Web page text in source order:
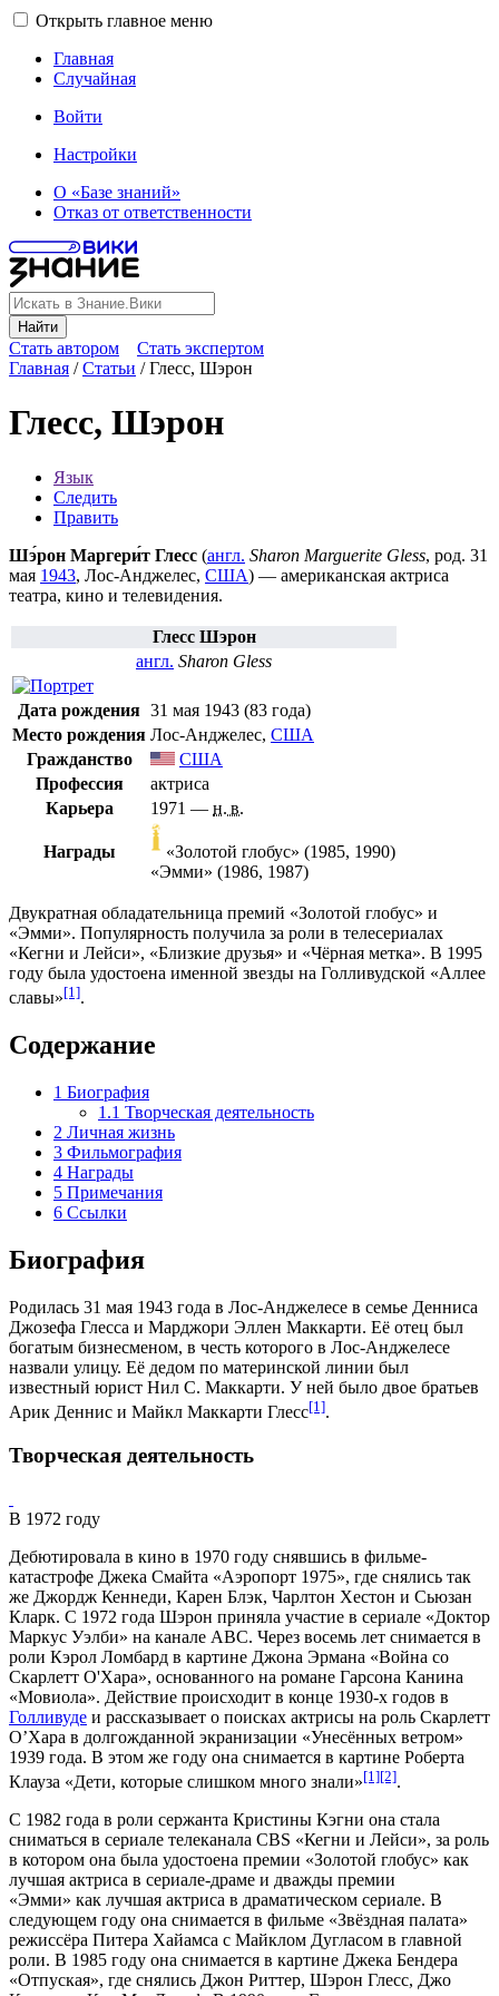
Открыть главное меню
Главная
Случайная
Войти
Настройки
О «Базе знаний»
Отказ от ответственности
Найти
Стать автором
Стать экспертом
Главная /Статьи /Глесс, Шэрон
Глесс, Шэрон
Язык
Следить
Править
Шэ́рон Маргери́т Глесс (англ. Sharon Marguerite Gless, род. 31
мая 1943, Лос-Анджелес, США) — американская актриса
театра, кино и телевидения.
Глесс Шэрон
англ. Sharon Gless
Дата рождения 31 мая 1943 (83 года)
Место рождения Лос-Анджелес, США
Гражданство
США
Профессия
актриса
Карьера
1971 — н. в.
Награды «Золотой глобус» (1985, 1990)
«Эмми» (1986, 1987)
Двукратная обладательница премий «Золотой глобус» и
«Эмми». Популярность получила за роли в телесериалах
«Кегни и Лейси», «Близкие друзья» и «Чёрная метка». В 1995
году была удостоена именной звезды на Голливудской «Аллее
славы»[1].
Содержание
1 Биография
1.1 Творческая деятельность
2 Личная жизнь
3 Фильмография
4 Награды
5 Примечания
6 Ссылки
Биография
Родилась 31 мая 1943 года в Лос-Анджелесе в семье Денниса
Джозефа Глесса и Марджори Эллен Маккарти. Её отец был
богатым бизнесменом, в честь которого в Лос-Анджелесе
назвали улицу. Её дедом по материнской линии был
известный юрист Нил С. Маккарти. У ней было двое братьев
Арик Деннис и Майкл Маккарти Глесс[1].
Творческая деятельность
В 1972 году
Дебютировала в кино в 1970 году снявшись в фильме-
катастрофе Джека Смайта «Аэропорт 1975», где снялись так
же Джордж Кеннеди, Карен Блэк, Чарлтон Хестон и Сьюзан
Кларк. С 1972 года Шэрон приняла участие в сериале «Доктор
Маркус Уэлби» на канале ABC. Через восемь лет снимается в
роли Кэрол Ломбард в картине Джона Эрмана «Война со
Скарлетт О'Хара», основанного на романе Гарсона Канина
«Мовиола». Действие происходит в конце 1930-х годов в
Голливуде и рассказывает о поисках актрисы на роль Скарлетт
О’Хара в долгожданной экранизации «Унесённых ветром»
1939 года. В этом же году она снимается в картине Роберта
Клауза «Дети, которые слишком много знали»[1][2].
С 1982 года в роли сержанта Кристины Кэгни она стала
сниматься в сериале телеканала CBS «Кегни и Лейси», за роль
в котором она была удостоена премии «Золотой глобус» как
лучшая актриса в сериале-драме и дважды премии
«Эмми» как лучшая актриса в драматическом сериале. В
следующем году она снимается в фильме «Звёздная палата»
режиссёра Питера Хайамса с Майклом Дугласом в главной
роли. В 1985 году она снимается в картине Джека Бендера
«Отпуская», где снялись Джон Риттер, Шэрон Глесс, Джо